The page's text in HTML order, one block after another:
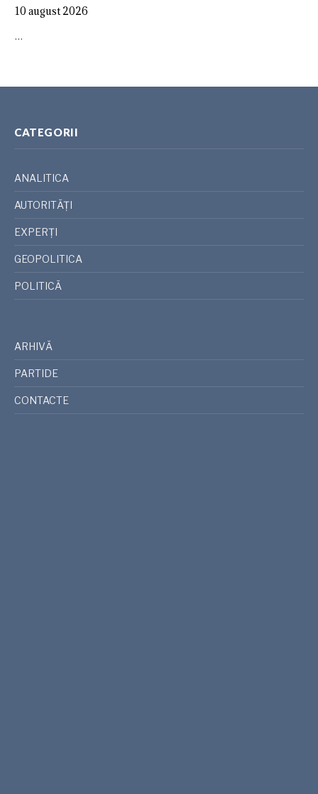
10 august 2026
…
CATEGORII
ANALITICA
AUTORITĂȚI
EXPERȚI
GEOPOLITICA
POLITICĂ
ARHIVĂ
PARTIDE
CONTACTE